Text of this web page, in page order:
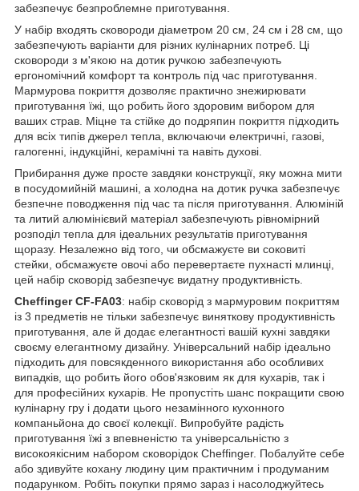
забезпечує безпроблемне приготування.
У набір входять сковороди діаметром 20 см, 24 см і 28 см, що
забезпечують варіанти для різних кулінарних потреб. Ці
сковороди з м'якою на дотик ручкою забезпечують
ергономічний комфорт та контроль під час приготування.
Мармурова покриття дозволяє практично знежирювати
приготування їжі, що робить його здоровим вибором для
ваших страв. Міцне та стійке до подряпин покриття підходить
для всіх типів джерел тепла, включаючи електричні, газові,
галогенні, індукційні, керамічні та навіть духові.
Прибирання дуже просте завдяки конструкції, яку можна мити
в посудомийній машині, а холодна на дотик ручка забезпечує
безпечне поводження під час та після приготування. Алюміній
та литий алюмінієвий матеріал забезпечують рівномірний
розподіл тепла для ідеальних результатів приготування
щоразу. Незалежно від того, чи обсмажуєте ви соковиті
стейки, обсмажуєте овочі або перевертаєте пухнасті млинці,
цей набір сковорід забезпечує видатну продуктивність.
Cheffinger CF-FA03: набір сковорід з мармуровим покриттям
із 3 предметів не тільки забезпечує виняткову продуктивність
приготування, але й додає елегантності вашій кухні завдяки
своєму елегантному дизайну. Універсальний набір ідеально
підходить для повсякденного використання або особливих
випадків, що робить його обов'язковим як для кухарів, так і
для професійних кухарів. Не пропустіть шанс покращити свою
кулінарну гру і додати цього незамінного кухонного
компаньйона до своєї колекції. Випробуйте радість
приготування їжі з впевненістю та універсальністю з
високоякісним набором сковорідок Cheffinger. Побалуйте себе
або здивуйте кохану людину цим практичним і продуманим
подарунком. Робіть покупки прямо зараз і насолоджуйтесь